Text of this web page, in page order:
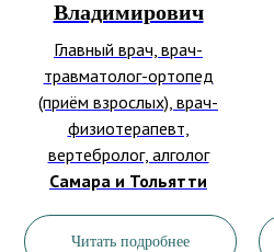
Владимирович
Главный врач, врач-
травматолог-ортопед
(приём взрослых), врач-
физиотерапевт,
вертебролог, алголог
Самара и Тольятти
Читать подробнее